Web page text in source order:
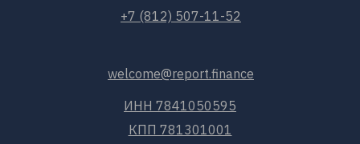
+7 (812) 507-11-52
welcome@report.finance
ИНН 7841050595
КПП 781301001